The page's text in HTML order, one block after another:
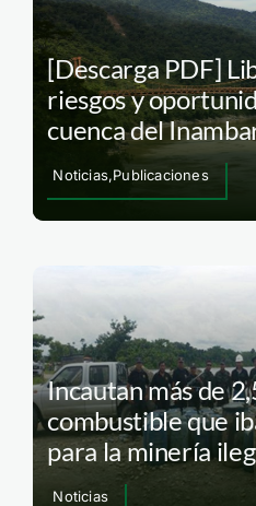
[Descarga PDF]
riesgos y
cuenca del
Noticias,Publicaciones
Incautan más de
combustible que
para la minería
Noticias